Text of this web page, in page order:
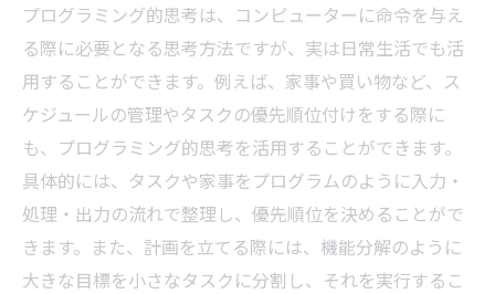
プログラミング的思考は、コンピューターに命令を与え
る際に必要となる思考方法ですが、実は日常生活でも活
用することができます。例えば、家事や買い物など、ス
ケジュールの管理やタスクの優先順位付けをする際に
も、プログラミング的思考を活用することができます。
具体的には、タスクや家事をプログラムのように入力・
処理・出力の流れで整理し、優先順位を決めることがで
きます。また、計画を立てる際には、機能分解のように
大きな目標を小さなタスクに分割し、それを実行するこ